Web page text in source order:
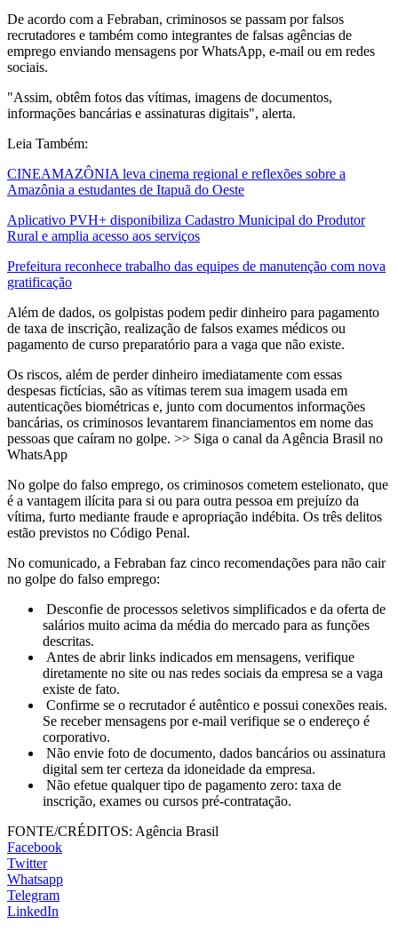
De acordo com a Febraban, criminosos se passam por falsos
recrutadores e também como integrantes de falsas agências de
emprego enviando mensagens por WhatsApp, e-mail ou em redes
sociais.
"Assim, obtêm fotos das vítimas, imagens de documentos,
informações bancárias e assinaturas digitais", alerta.
Leia Também:
CINEAMAZÔNIA leva cinema regional e reflexões sobre a
Amazônia a estudantes de Itapuã do Oeste
Aplicativo PVH+ disponibiliza Cadastro Municipal do Produtor
Rural e amplia acesso aos serviços
Prefeitura reconhece trabalho das equipes de manutenção com nova
gratificação
Além de dados, os golpistas podem pedir dinheiro para pagamento
de taxa de inscrição, realização de falsos exames médicos ou
pagamento de curso preparatório para a vaga que não existe.
Os riscos, além de perder dinheiro imediatamente com essas
despesas fictícias, são as vítimas terem sua imagem usada em
autenticações biométricas e, junto com documentos informações
bancárias, os criminosos levantarem financiamentos em nome das
pessoas que caíram no golpe. >> Siga o canal da Agência Brasil no
WhatsApp
No golpe do falso emprego, os criminosos cometem estelionato, que
é a vantagem ilícita para si ou para outra pessoa em prejuízo da
vítima, furto mediante fraude e apropriação indébita. Os três delitos
estão previstos no Código Penal.
No comunicado, a Febraban faz cinco recomendações para não cair
no golpe do falso emprego:
Desconfie de processos seletivos simplificados e da oferta de
salários muito acima da média do mercado para as funções
descritas.
Antes de abrir links indicados em mensagens, verifique
diretamente no site ou nas redes sociais da empresa se a vaga
existe de fato.
Confirme se o recrutador é autêntico e possui conexões reais.
Se receber mensagens por e-mail verifique se o endereço é
corporativo.
Não envie foto de documento, dados bancários ou assinatura
digital sem ter certeza da idoneidade da empresa.
Não efetue qualquer tipo de pagamento zero: taxa de
inscrição, exames ou cursos pré-contratação.
FONTE/CRÉDITOS: Agência Brasil
Facebook
Twitter
Whatsapp
Telegram
LinkedIn